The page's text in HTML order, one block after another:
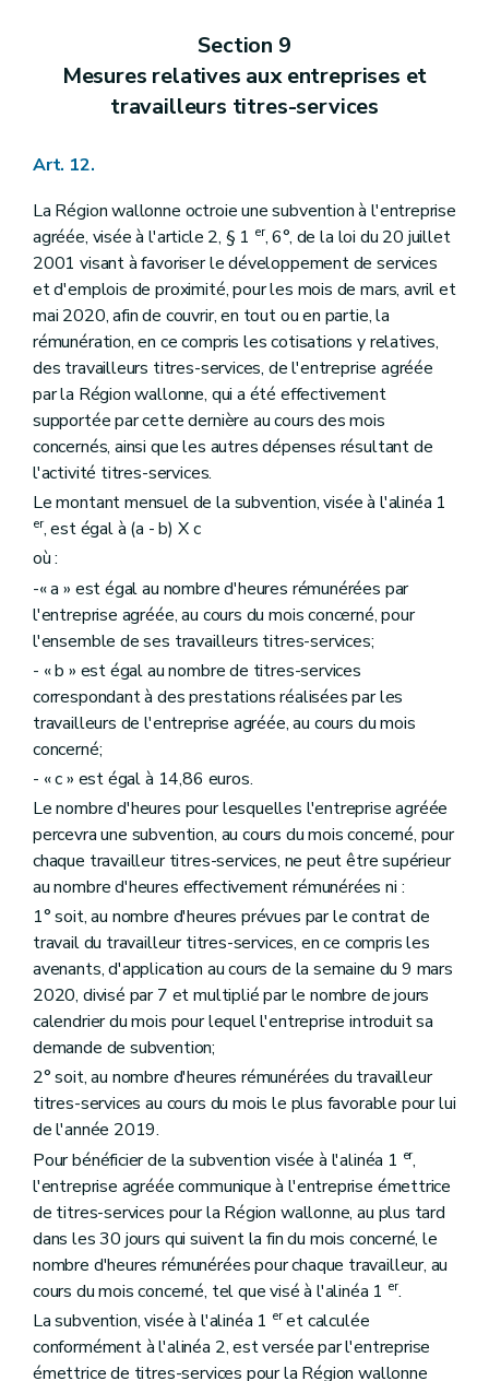
Section 9
Mesures relatives aux entreprises et
travailleurs titres-services
Art. 12.
La Région wallonne octroie une subvention à l'entreprise
agréée, visée à l'article 2, § 1 er, 6°, de la loi du 20 juillet
2001 visant à favoriser le développement de services
et d'emplois de proximité, pour les mois de mars, avril et
mai 2020, afin de couvrir, en tout ou en partie, la
rémunération, en ce compris les cotisations y relatives,
des travailleurs titres-services, de l'entreprise agréée
par la Région wallonne, qui a été effectivement
supportée par cette dernière au cours des mois
concernés, ainsi que les autres dépenses résultant de
l'activité titres-services.
Le montant mensuel de la subvention, visée à l'alinéa 1
er, est égal à (a - b) X c
où :
-« a » est égal au nombre d'heures rémunérées par
l'entreprise agréée, au cours du mois concerné, pour
l'ensemble de ses travailleurs titres-services;
- « b » est égal au nombre de titres-services
correspondant à des prestations réalisées par les
travailleurs de l'entreprise agréée, au cours du mois
concerné;
- « c » est égal à 14,86 euros.
Le nombre d'heures pour lesquelles l'entreprise agréée
percevra une subvention, au cours du mois concerné, pour
chaque travailleur titres-services, ne peut être supérieur
au nombre d'heures effectivement rémunérées ni :
1° soit, au nombre d'heures prévues par le contrat de
travail du travailleur titres-services, en ce compris les
avenants, d'application au cours de la semaine du 9 mars
2020, divisé par 7 et multiplié par le nombre de jours
calendrier du mois pour lequel l'entreprise introduit sa
demande de subvention;
2° soit, au nombre d'heures rémunérées du travailleur
titres-services au cours du mois le plus favorable pour lui
de l'année 2019.
Pour bénéficier de la subvention visée à l'alinéa 1 er,
l'entreprise agréée communique à l'entreprise émettrice
de titres-services pour la Région wallonne, au plus tard
dans les 30 jours qui suivent la fin du mois concerné, le
nombre d'heures rémunérées pour chaque travailleur, au
cours du mois concerné, tel que visé à l'alinéa 1 er.
La subvention, visée à l'alinéa 1 eret calculée
conformément à l'alinéa 2, est versée par l'entreprise
émettrice de titres-services pour la Région wallonne